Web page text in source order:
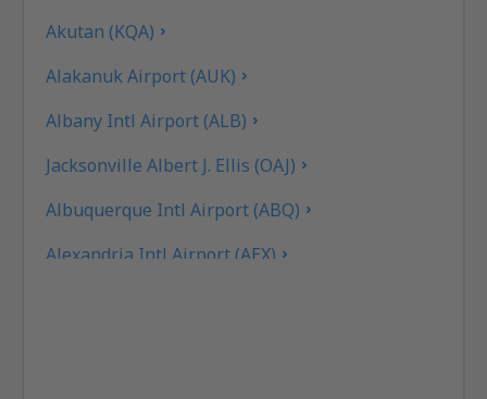
Akutan (KQA)
Alakanuk Airport (AUK)
Albany Intl Airport (ALB)
Jacksonville Albert J. Ellis (OAJ)
Albuquerque Intl Airport (ABQ)
Alexandria Intl Airport (AEX)